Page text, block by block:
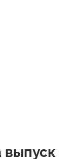
выпуск